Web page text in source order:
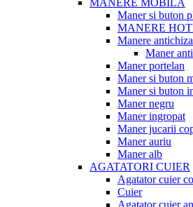
MANERE MOBILA
Maner si buton
MANERE
Manere
Maner
Maner portelan
Maner si buton
Maner si buton
Maner negru
Maner ingropat
Maner jucarii
Maner auriu
Maner alb
AGATATORI CUIER
Agatator cuier
Cuier
Agatator cuier